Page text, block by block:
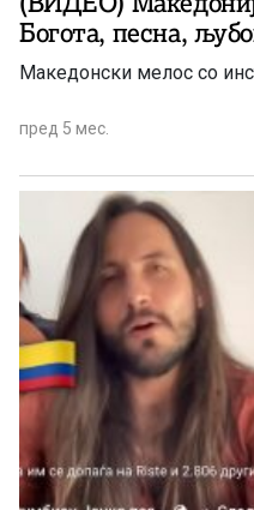
Богота, песна,
Македонски мелос со
пред 5 мес.